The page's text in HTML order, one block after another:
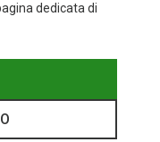
dedicata di